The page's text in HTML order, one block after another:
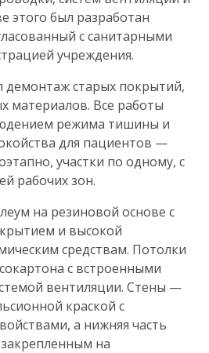
этого был разработан
с санитарными
учреждения.
демонтаж старых покрытий,
материалов. Все работы
режима тишины и
для пациентов —
участки по одному, с
рабочих зон.
на резиновой основе с
и высокой
средствам. Потолки
с встроенными
вентиляции. Стены —
краской с
а нижняя часть
на